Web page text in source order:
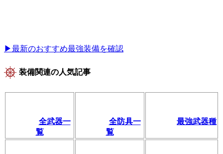
▶最新のおすすめ最強装備を確認
装備関連の人気記事
全武器一
覧
全防具一
覧
最強武器種